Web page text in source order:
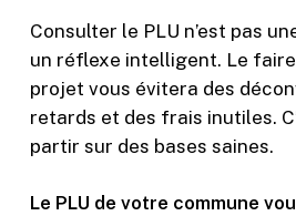
Consulter le PLU n’est pas
un réflexe intelligent. Le
projet vous évitera des
retards et des frais inutiles.
partir sur des bases saines.
Le PLU de votre commune